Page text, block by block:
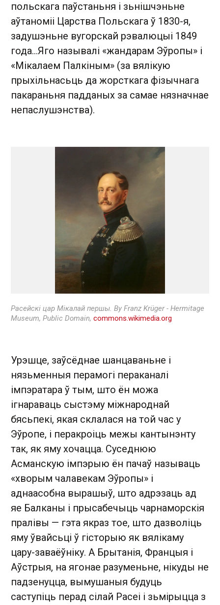
польскага паўстаньня і зьнішчэньне
аўтаноміі Царства Польскага ў 1830-я,
задушэньне вугорскай рэвалюцыі 1849
года...Яго называлі «жандарам Эўропы» і
«Мікалаем Палкіным» (за вялікую
прыхільнасьць да жорсткага фізычнага
пакараньня падданых за самае нязначнае
непаслушэнства).
Расейскі цар Мікалай першы. By Franz Krüger - Hermitage
Museum, Public Domain, commons.wikimedia.org
Урэшце, заўсёднае шанцаваньне і
нязьменныя перамогі пераканалі
імпэратара ў тым, што ён можа
ігнараваць сыстэму міжнароднай
бясьпекі, якая склалася на той час у
Эўропе, і перакроіць межы кантынэнту
так, як яму хочацца. Суседнюю
Асманскую імпэрыю ён пачаў называць
«хворым чалавекам Эўропы» і
аднаасобна вырашыў, што адрэзаць ад
яе Балканы і прысабечыць чарнаморскія
пралівы — гэта якраз тое, што дазволіць
яму ўвайсьці ў гісторыю як вялікаму
цару-заваёўніку. А Брытанія, Францыя і
Аўстрыя, на ягонае разуменьне, нікуды не
падзенуцца, вымушаныя будуць
саступіць перад сілай Расеі і зьмірыцца з